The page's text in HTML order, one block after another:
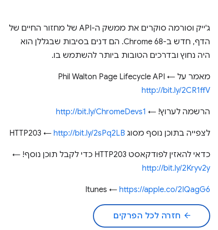
ג'ייק וסורמה סוקרים את ממשק ה-API של מחזור החיים של
הדף, חדש ב-Chrome 68. הם דנים בסיבות שבגללן הוא
היה נחוץ ובדרכים הטובות ביותר להשתמש בו.
מאמר על Phil Walton Page Lifecycle API ←
http://bit.ly/2CR1ffV
הרשמה לערוץ! ← http://bit.ly/ChromeDevs1
לצפייה בתוכן נוסף מסוג HTTP203 ← http://bit.ly/2sPq2LB
כדאי להאזין לפודקאסט HTTP203 כדי לקבל תוכן נוסף! ←
http://bit.ly/2Kryv2y
Itunes ← https://apple.co/2IQagG6
arrow_back חזרה לכל הפרקים